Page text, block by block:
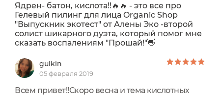
Ядрен- батон, кислота!!🔥🔥 - это все про
Гелевый пилинг для лица Organic Shop
"Выпускник экотест" от Алены Эко -второй
солист шикарного дуэта, который помог мне
сказать воспалениям "Прошай!"👋
gulkin
05 февраля 2019
Всем привет!!Скоро весна и тема кислотных